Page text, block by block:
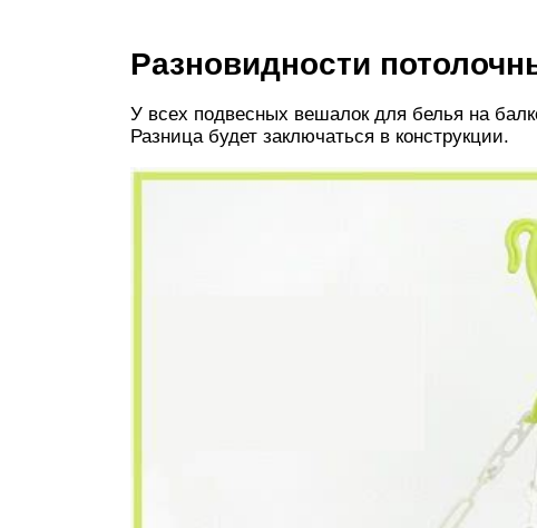
Разновидности
У всех подвесных вешалок для белья на
Разница будет заключаться в конструкции.